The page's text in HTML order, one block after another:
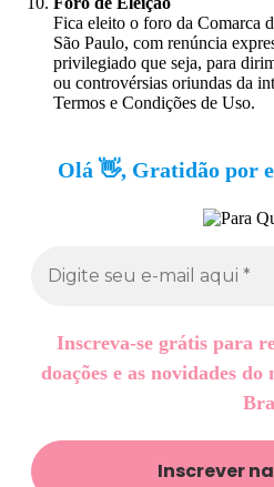
Fica eleito o foro da Comarca
São Paulo, com renúncia
privilegiado que seja, para
ou controvérsias oriundas da
Termos e Condições de Uso.
Olá 👋, Gratidão por
Inscreva-se grátis para
doações e as novidades